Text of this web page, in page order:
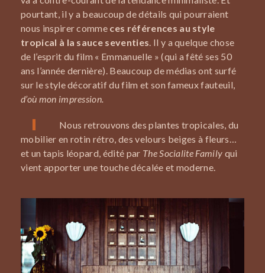
pourtant, il y a beaucoup de détails qui pourraient
nous inspirer comme ces références au style
tropical à la sauce seventies. Il y a quelque chose
de l’esprit du film « Emmanuelle » (qui a fêté ses 50
ans l’année dernière). Beaucoup de médias ont surfé
sur le style décoratif du film et son fameux fauteuil,
d’où mon impression.
Nous retrouvons des plantes tropicales, du
mobilier en rotin rétro, des velours beiges à fleurs…
et un tapis léopard, édité par The Socialite Family qui
vient apporter une touche décalée et moderne.